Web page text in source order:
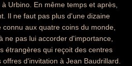
, à Urbino. En même temps et après,
Il ne faut pas plus d'une dizaine
aux quatre coins du monde,
ne pas lui accorder d'importance,
étrangères qui reçoit des centres
d'invitation à Jean Baudrillard.